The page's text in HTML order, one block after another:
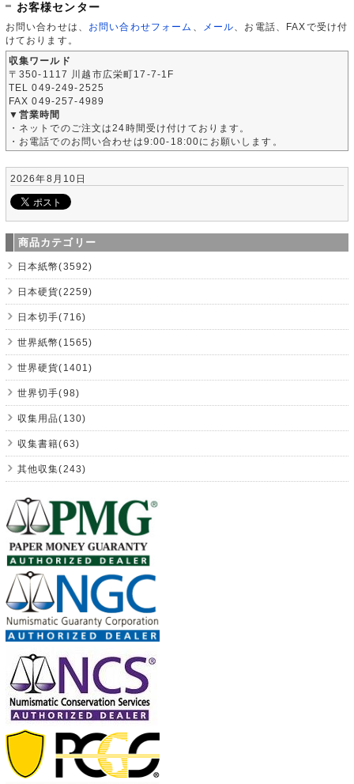
お客様センター
お問い合わせは、 お問い合わせフォーム メール 、お電話、FAXで受け付
けております。
収集ワールド
〒350-1117 川越市広栄町17-7-1F
TEL 049-249-2525
FAX 049-257-4989
▼営業時間
・ネットでのご注文は24時間受け付けております。
・お電話でのお問い合わせは9:00-18:00にお願いします。
2026年8月10日
商品カテゴリー
日本紙幣(3592)
日本硬貨(2259)
日本切手(716)
世界紙幣(1565)
世界硬貨(1401)
世界切手(98)
収集用品(130)
収集書籍(63)
其他収集(243)